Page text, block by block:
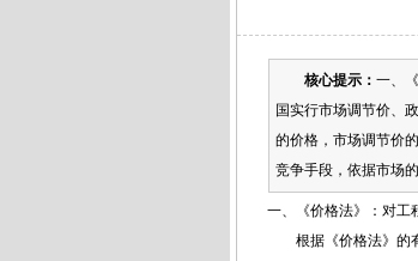
核心提示： 一、
国实行市场调节价、
的价格，市场调节价
竞争手段，依据市场
一、《价格法》：对工
根据《价格法》的有